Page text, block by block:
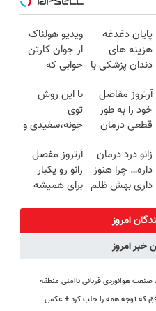
پایان دغدغه
هزینه های
دندان پزشکی با
کننده خانگی
ویدیو هولناک
از جوان کارتن
خوابی که
آموزش رایگان
آرتروز مفاصل
خود را به طور
قطعی درمان
◗پرسش‌نامه◖
با این روش
توی
خونه،سفیدی و
برگردون
(40%off)
زانو درد درمان
داره… چرا هنوز
داری بهش ظلم
آرتروز مفصل
زانو رو یکبار
برای همیشه
امروز
خبر امروز
هوانوردی قربانی ناامنی منطقه
که توجه همه را جلب کرد + عکس